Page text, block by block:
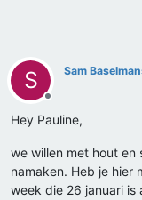
S
Offline
Sam
Hey Pauline,
we willen met hout en
namaken. Heb je hier
week die 26 januari